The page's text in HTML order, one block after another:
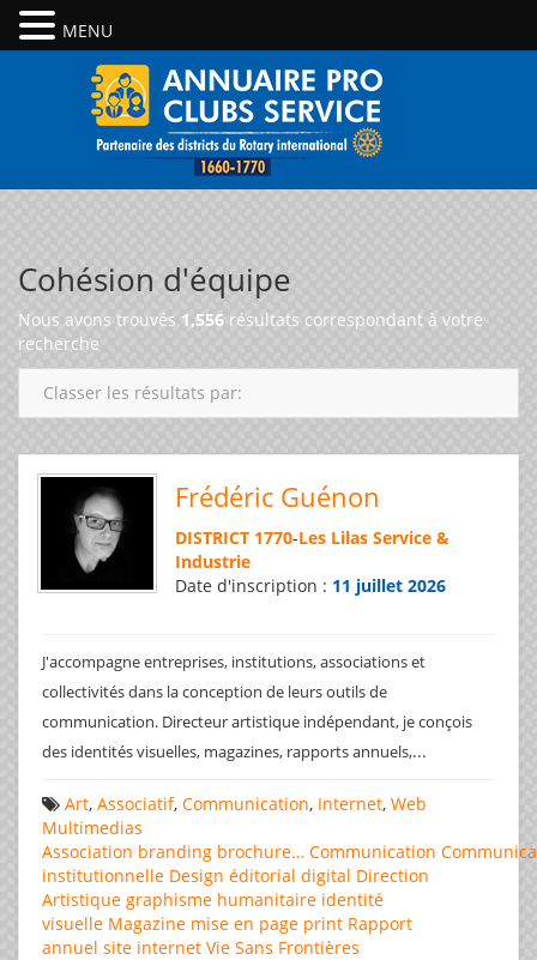
Cohésion d'équipe
Nous avons trouvés 1,556 résultats correspondant à votre
recherche
Classer les résultats par:
Frédéric Guénon
DISTRICT 1770-Les Lilas Service &
Industrie
Date d'inscription : 11 juillet 2026
J'accompagne entreprises, institutions, associations et
collectivités dans la conception de leurs outils de
communication. Directeur artistique indépendant, je conçois
des identités visuelles, magazines, rapports annuels,...
Art, Associatif, Communication, Internet, Web
Multimedias
Association branding brochure… Communication
institutionnelle Design éditorial digital Direction
Artistique graphisme humanitaire identité
visuelle Magazine mise en page print Rapport
annuel site internet Vie Sans Frontières
MENU